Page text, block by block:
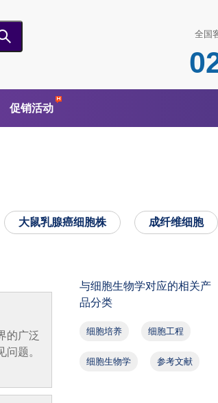
全国
促销活动
大鼠乳腺癌细胞株 成纤维细胞
的广泛
题。
与细胞生物学对应的相关产
品分类
细胞培养 细胞工程
细胞生物学 参考文献